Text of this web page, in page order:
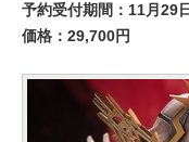
予約受付期間：11月29
価格：29,700円